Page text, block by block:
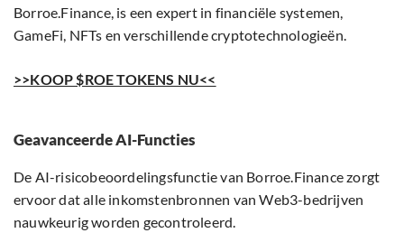
Borroe.Finance, is een expert in financiële systemen,
GameFi, NFTs en verschillende cryptotechnologieën.
>>KOOP $ROE TOKENS NU<<
Geavanceerde AI-Functies
De AI-risicobeoordelingsfunctie van Borroe.Finance zorgt
ervoor dat alle inkomstenbronnen van Web3-bedrijven
nauwkeurig worden gecontroleerd.